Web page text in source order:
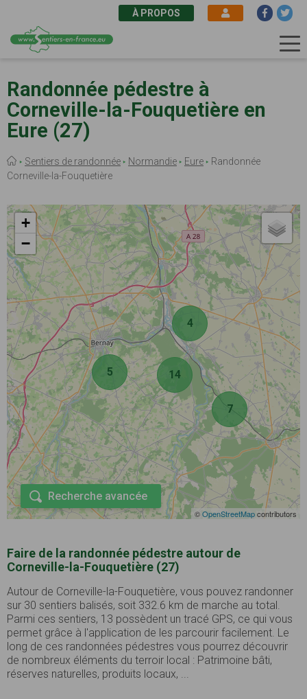
au
contenu
principal
À PROPOS
Randonnée pédestre à
Corneville-la-Fouquetière en
Eure (27)
Fil
d'Ariane
Sentiers de randonnée Normandie Eure
Randonnée
Corneville-la-Fouquetière
5
4
7
14
+
−
©OpenStreetMapcontributors
Recherche avancée
Faire de la randonnée pédestre autour de
Corneville-la-Fouquetière (27)
Autour de Corneville-la-Fouquetière, vous pouvez randonner
sur 30 sentiers balisés, soit 332.6 km de marche au total.
Parmi ces sentiers, 13 possèdent un tracé GPS, ce qui vous
permet grâce à l'application de les parcourir facilement. Le
long de ces randonnées pédestres vous pourrez découvrir
de nombreux éléments du terroir local : Patrimoine bâti,
réserves naturelles, produits locaux, ...